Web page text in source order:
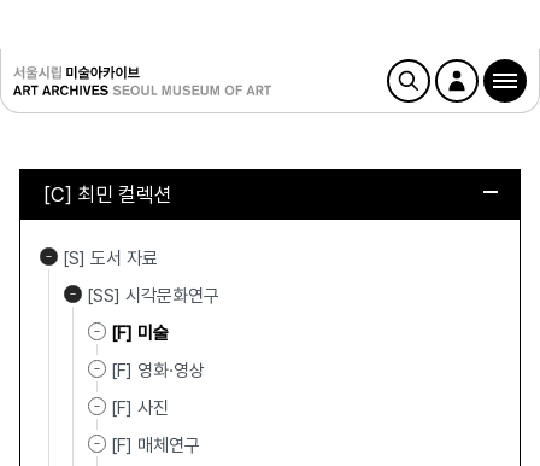
[C] 최민 컬렉션
[S] 도서 자료
[SS] 시각문화연구
[F] 미술
[F] 영화·영상
[F] 사진
[F] 매체연구